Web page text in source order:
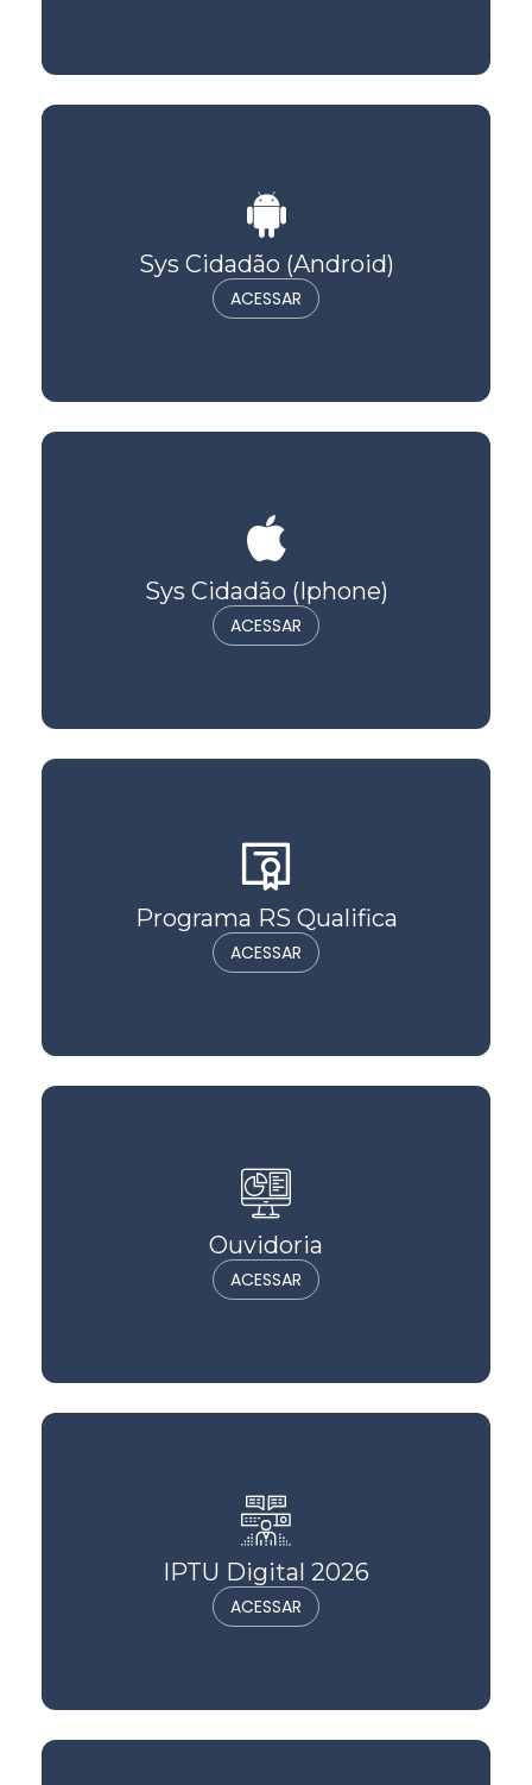
Sys Cidadão (Android)
ACESSAR
Sys Cidadão (Iphone)
ACESSAR
Programa RS Qualifica
ACESSAR
Ouvidoria
ACESSAR
IPTU Digital 2026
ACESSAR